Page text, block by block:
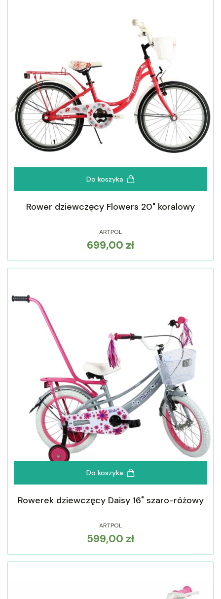
Do koszyka
Rower dziewczęcy Flowers 20" koralowy
ARTPOL
Cena
699,00 zł
Do koszyka
Rowerek dziewczęcy Daisy 16" szaro-różowy
ARTPOL
Cena
599,00 zł